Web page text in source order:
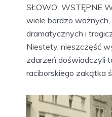
SŁOWO WSTĘPNE
wiele bardzo
dramatycznych i
Niestety, nieszczęść
zdarzeń doświadczyli
raciborskiego zakątka